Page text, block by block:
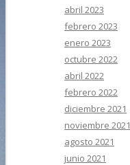
abril 2023
febrero 2023
enero 2023
octubre 2022
abril 2022
febrero 2022
diciembre 2021
noviembre 2021
agosto 2021
junio 2021